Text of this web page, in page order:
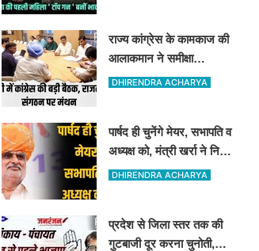
राज्य कांग्रेस के कामकाज की
आलाकमान ने समीक्षा
की, संगठन विस्तार और आगामी
DHIRENDRA ACHARYA
पार्षद ही चुनेंगे मेयर, सभापति व
अध्यक्ष को, मंत्री खर्रा ने निकाय
चुनाव पर जानकारी दी
DHIRENDRA ACHARYA
प्रदेश से जिला स्तर तक की
गुटबाजी दूर करना चुनोती,